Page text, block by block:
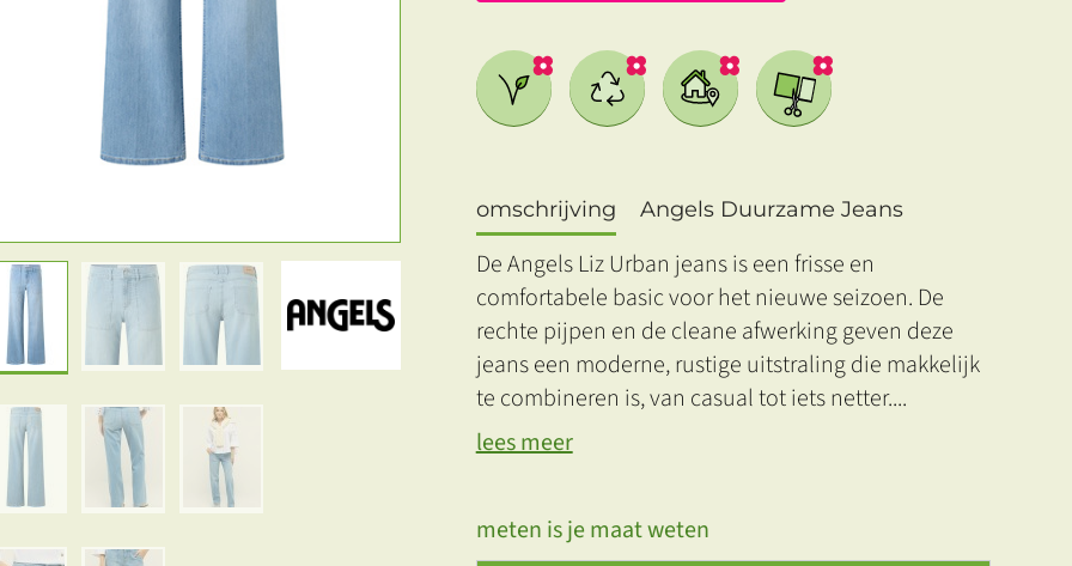
omschrijving Angels Duurzame Jeans
De Angels Liz Urban jeans is een frisse en
comfortabele basic voor het nieuwe seizoen. De
rechte pijpen en de cleane afwerking geven deze
jeans een moderne, rustige uitstraling die makkelijk
te combineren is, van casual tot iets netter....
lees meer
meten is je maat weten